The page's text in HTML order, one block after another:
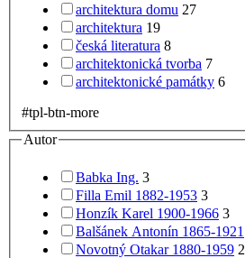
architektura domu 27
architektura 19
česká literatura 8
architektonická tvorba 7
architektonické památky 6
#tpl-btn-more
Autor
Babka Ing. 3
Filla Emil 1882-1953 3
Honzík Karel 1900-1966 3
Balšánek Antonín 1865-1921
Novotný Otakar 1880-1959 2